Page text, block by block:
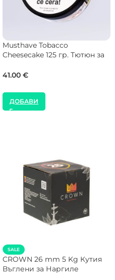
Musthave Tobacco
Cheesecake 125 гр. Тютюн за
41.00 €
ДОБАВИ
SALE
CROWN 26 mm 5 Kg Кутия
Въглени за Наргиле